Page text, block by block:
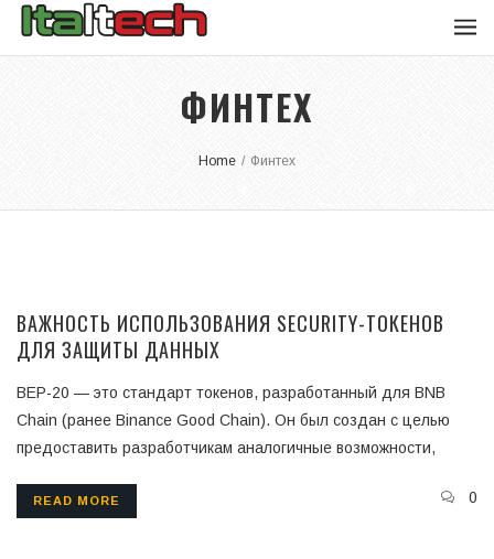
ФИНТЕХ
Home / Финтех
ВАЖНОСТЬ ИСПОЛЬЗОВАНИЯ SECURITY-ТОКЕНОВ
ДЛЯ ЗАЩИТЫ ДАННЫХ
BEP-20 — это стандарт токенов, разработанный для BNB
Chain (ранее Binance Good Chain). Он был создан с целью
предоставить разработчикам аналогичные возможности,
READ MORE 0